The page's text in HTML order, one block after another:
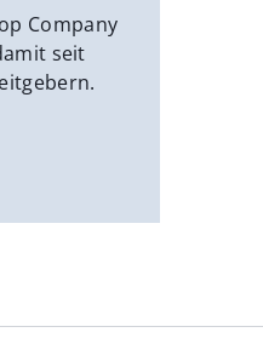
Company
seit